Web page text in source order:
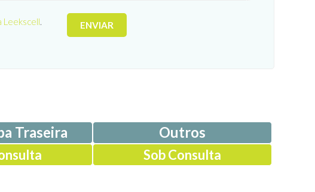
Leekscell.
Traseira Outros
Sob Consulta